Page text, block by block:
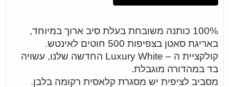
100% כותנה משובחת בעלת סיב ארוך במיוחד,
באריגת סאטן בצפיפות 500 חוטים לאינטש.
קולקציית ה – Luxury White החדשה שלנו, עשויה
בד במהדורה מוגבלת.
מסביב לציפית יש מסגרת קלאסית רקומה בלבן.